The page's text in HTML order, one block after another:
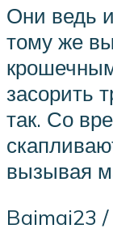
Они ведь
тому же
засорить
так. Со
вызывая
Baimai23